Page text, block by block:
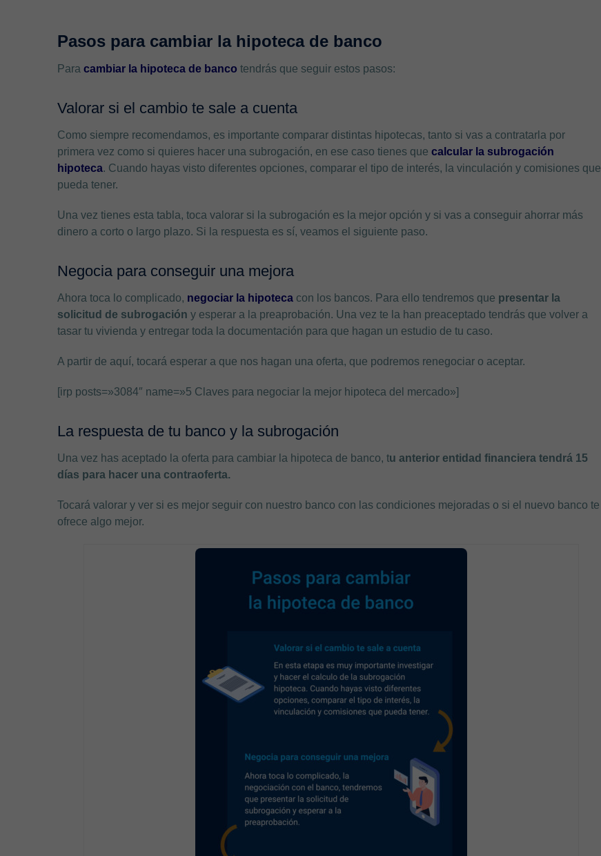
Pasos para cambiar la hipoteca de banco
Paracambiar la hipoteca de banco tendrás que seguir estos pasos:
Valorar si el cambio te sale a cuenta
Como siempre recomendamos, es importante comparar distintas hipotecas, tanto si vas a contratarla por
primera vez como si quieres hacer una subrogación, en ese caso tienes quecalcular la subrogación
hipoteca. Cuando hayas visto diferentes opciones, comparar el tipo de interés, la vinculación y comisiones que
pueda tener.
Una vez tienes esta tabla, toca valorar si la subrogación es la mejor opción y si vas a conseguir ahorrar más
dinero a corto o largo plazo. Si la respuesta es sí, veamos el siguiente paso.
Negocia para conseguir una mejora
Ahora toca lo complicado, negociar la hipoteca con los bancos. Para ello tendremos que presentar la
solicitud de subrogacióny esperar a la preaprobación. Una vez te la han preaceptado tendrás que volver a
tasar tu vivienda y entregar toda la documentación para que hagan un estudio de tu caso.
A partir de aquí, tocará esperar a que nos hagan una oferta, que podremos renegociar o aceptar.
[irp posts=»3084″ name=»5 Claves para negociar la mejor hipoteca del mercado»]
La respuesta de tu banco y la subrogación
Una vez has aceptado la oferta para cambiar la hipoteca de banco, tu anterior entidad financiera tendrá 15
días para hacer una contraoferta.
Tocará valorar y ver si es mejor seguir con nuestro banco con las condiciones mejoradas o si el nuevo banco te
ofrece algo mejor.